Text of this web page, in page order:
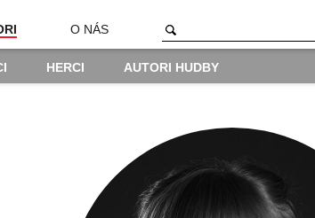
O NÁS
HERCI AUTORI HUDBY